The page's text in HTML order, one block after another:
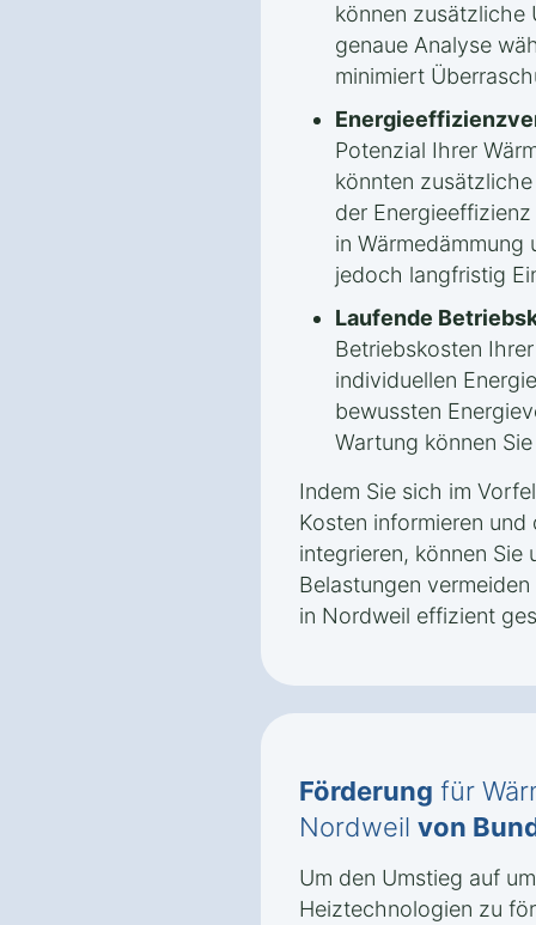
können zusätzliche
genaue Analyse
minimiert
Potenzial Ihrer
könnten
der
in Wärmedämmung
jedoch langfristig
Laufende
Betriebskosten
individuellen
bewussten
Wartung können
Indem Sie sich im
Kosten informieren und
integrieren, können Sie
Belastungen
in Nordweil effizient
Förderung für
Nordweil von
Um den Umstieg auf
Heiztechnologien zu